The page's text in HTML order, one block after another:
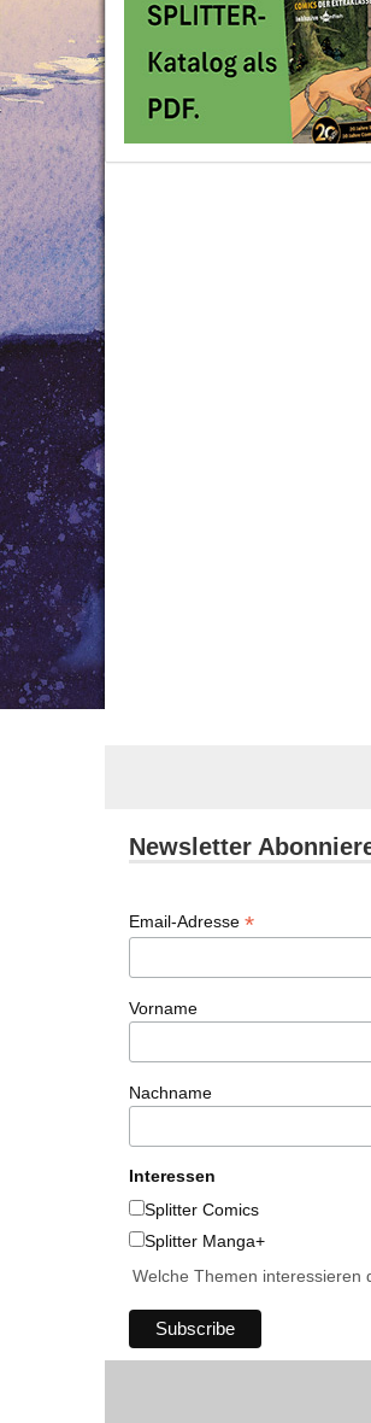
Newsletter
Email-Adresse *
Vorname
Nachname
Interessen
Splitter Comics
Splitter Manga+
Welche Themen interessieren